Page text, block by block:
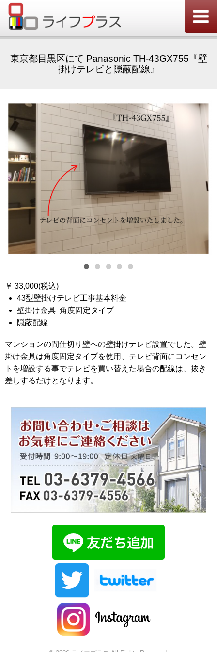
東京都目黒区にて Panasonic TH-43GX755『壁
掛けテレビと隠蔽配線』
￥ 33,000(税込)
43型壁掛けテレビ工事基本料金
壁掛け金具 角度固定タイプ
隠蔽配線
マンションの間仕切り壁への壁掛けテレビ設置でした。壁
掛け金具は角度固定タイプを使用、テレビ背面にコンセン
トを増設する事でテレビを買い替えた場合の配線は、抜き
差しするだけとなります。